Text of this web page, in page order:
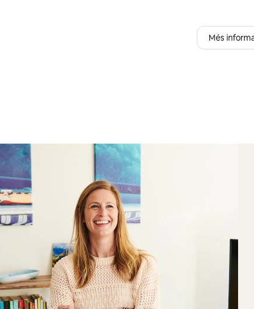
Més